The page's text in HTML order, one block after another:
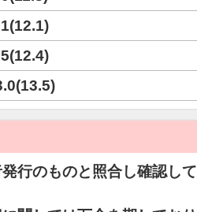
行のものと照合し確認して